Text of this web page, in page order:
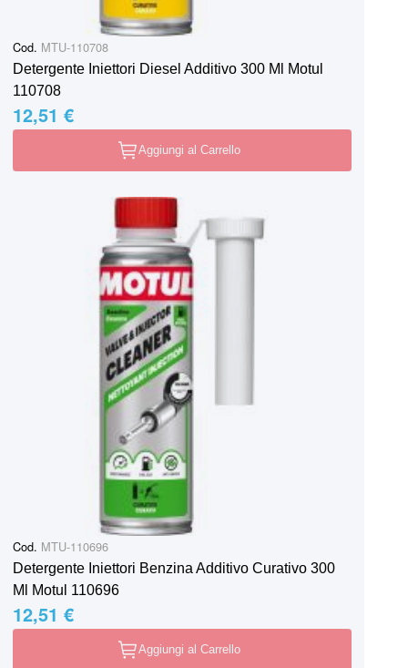
Cod. MTU-110708
Detergente Iniettori Diesel Additivo 300 Ml Motul
110708
12,51 €
Aggiungi al Carrello
Cod. MTU-110696
Detergente Iniettori Benzina Additivo Curativo 300
Ml Motul 110696
12,51 €
Aggiungi al Carrello